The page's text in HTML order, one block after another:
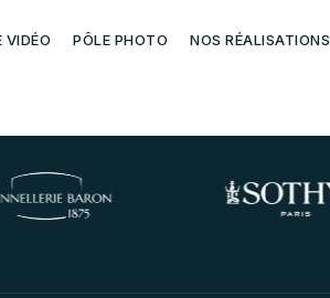
VIDÉO PÔLE PHOTO NOS RÉALISATIONS